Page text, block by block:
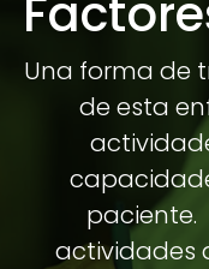
Una forma de
de esta
actividades